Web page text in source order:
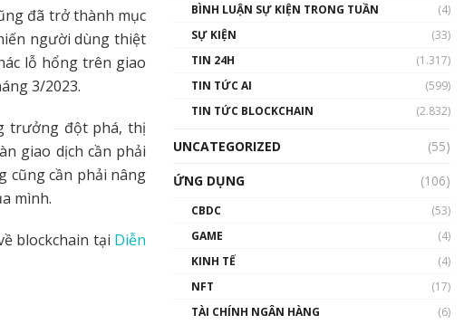
đã trở thành mục
người dùng thiệt
lỗ hổng trên giao
3/2023.
trưởng đột phá, thị
giao dịch cần phải
cũng cần phải nâng
mình.
blockchain tại Diễn
Talkshow 14: MemeCoin –
BÌNH LUẬN SỰ KIỆN TRONG TUẦN
(4)
SỰ KIỆN
(33)
TIN 24H
(1.317)
TIN TỨC AI
(599)
TIN TỨC BLOCKCHAIN
(2.832)
UNCATEGORIZED
(55)
ỨNG DỤNG
(106)
CBDC
(53)
GAME
(4)
KINH TẾ
(4)
NFT
(17)
TÀI CHÍNH NGÂN HÀNG
(6)